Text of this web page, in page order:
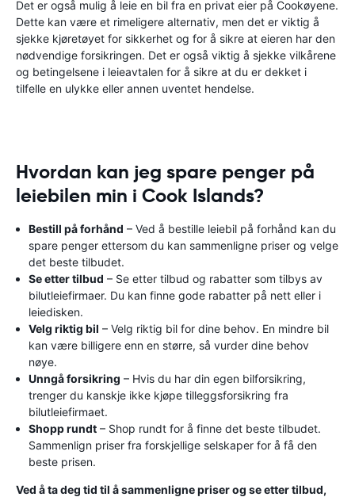
Det er også mulig å leie en bil fra en privat eier på Cookøyene.
Dette kan være et rimeligere alternativ, men det er viktig å
sjekke kjøretøyet for sikkerhet og for å sikre at eieren har den
nødvendige forsikringen. Det er også viktig å sjekke vilkårene
og betingelsene i leieavtalen for å sikre at du er dekket i
tilfelle en ulykke eller annen uventet hendelse.
Hvordan kan jeg spare penger på
leiebilen min i Cook Islands?
Bestill på forhånd – Ved å bestille leiebil på forhånd kan du
spare penger ettersom du kan sammenligne priser og velge
det beste tilbudet.
Se etter tilbud – Se etter tilbud og rabatter som tilbys av
bilutleiefirmaer. Du kan finne gode rabatter på nett eller i
leiedisken.
Velg riktig bil – Velg riktig bil for dine behov. En mindre bil
kan være billigere enn en større, så vurder dine behov
nøye.
Unngå forsikring – Hvis du har din egen bilforsikring,
trenger du kanskje ikke kjøpe tilleggsforsikring fra
bilutleiefirmaet.
Shopp rundt – Shop rundt for å finne det beste tilbudet.
Sammenlign priser fra forskjellige selskaper for å få den
beste prisen.
Ved å ta deg tid til å sammenligne priser og se etter tilbud,